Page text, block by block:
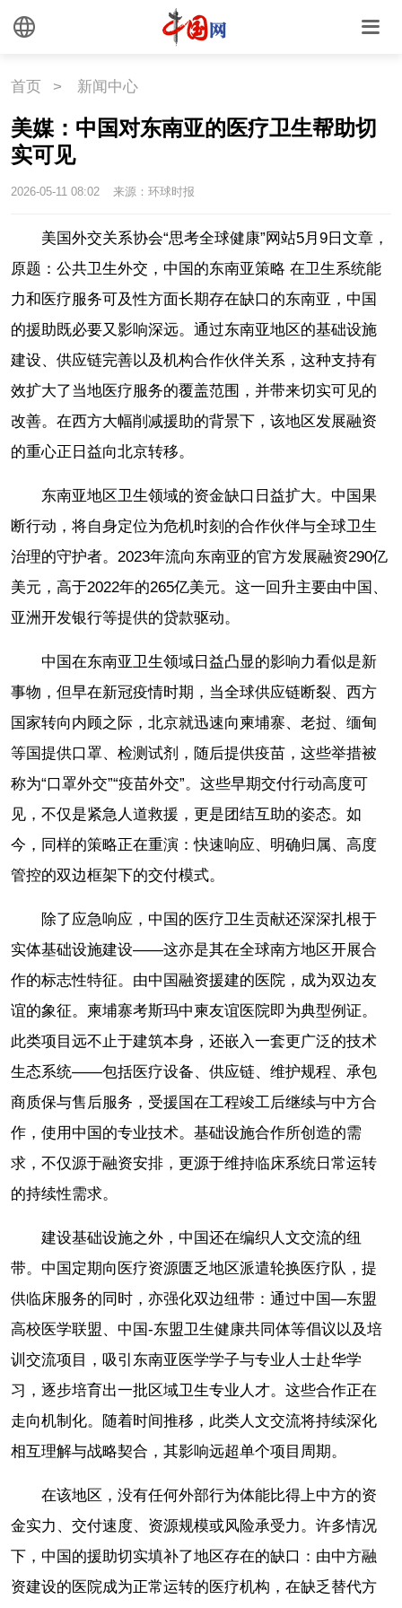
首页 > 新闻中心
美媒：中国对东南亚的医疗卫生帮助切
实可见
2026-05-11 08:02 来源：环球时报
美国外交关系协会“思考全球健康”网站5月9日文章，
原题：公共卫生外交，中国的东南亚策略 在卫生系统能
力和医疗服务可及性方面长期存在缺口的东南亚，中国
的援助既必要又影响深远。通过东南亚地区的基础设施
建设、供应链完善以及机构合作伙伴关系，这种支持有
效扩大了当地医疗服务的覆盖范围，并带来切实可见的
改善。在西方大幅削减援助的背景下，该地区发展融资
的重心正日益向北京转移。
东南亚地区卫生领域的资金缺口日益扩大。中国果
断行动，将自身定位为危机时刻的合作伙伴与全球卫生
治理的守护者。2023年流向东南亚的官方发展融资290亿
美元，高于2022年的265亿美元。这一回升主要由中国、
亚洲开发银行等提供的贷款驱动。
中国在东南亚卫生领域日益凸显的影响力看似是新
事物，但早在新冠疫情时期，当全球供应链断裂、西方
国家转向内顾之际，北京就迅速向柬埔寨、老挝、缅甸
等国提供口罩、检测试剂，随后提供疫苗，这些举措被
称为“口罩外交”“疫苗外交”。这些早期交付行动高度可
见，不仅是紧急人道救援，更是团结互助的姿态。如
今，同样的策略正在重演：快速响应、明确归属、高度
管控的双边框架下的交付模式。
除了应急响应，中国的医疗卫生贡献还深深扎根于
实体基础设施建设——这亦是其在全球南方地区开展合
作的标志性特征。由中国融资援建的医院，成为双边友
谊的象征。柬埔寨考斯玛中柬友谊医院即为典型例证。
此类项目远不止于建筑本身，还嵌入一套更广泛的技术
生态系统——包括医疗设备、供应链、维护规程、承包
商质保与售后服务，受援国在工程竣工后继续与中方合
作，使用中国的专业技术。基础设施合作所创造的需
求，不仅源于融资安排，更源于维持临床系统日常运转
的持续性需求。
建设基础设施之外，中国还在编织人文交流的纽
带。中国定期向医疗资源匮乏地区派遣轮换医疗队，提
供临床服务的同时，亦强化双边纽带：通过中国—东盟
高校医学联盟、中国-东盟卫生健康共同体等倡议以及培
训交流项目，吸引东南亚医学学子与专业人士赴华学
习，逐步培育出一批区域卫生专业人才。这些合作正在
走向机制化。随着时间推移，此类人文交流将持续深化
相互理解与战略契合，其影响远超单个项目周期。
在该地区，没有任何外部行为体能比得上中方的资
金实力、交付速度、资源规模或风险承受力。许多情况
下，中国的援助切实填补了地区存在的缺口：由中方融
资建设的医院成为正常运转的医疗机构，在缺乏替代方